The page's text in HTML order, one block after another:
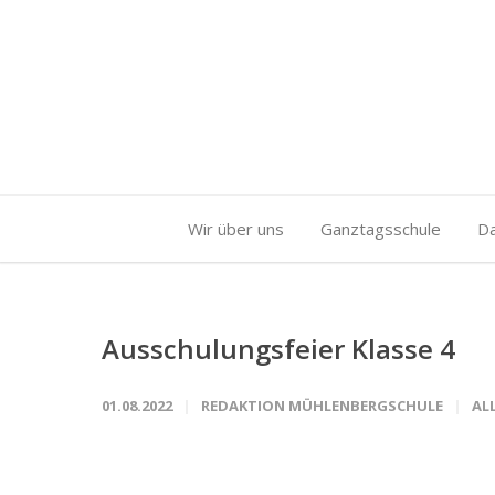
Wir über uns Ganztagsschule
Ausschulungsfeier Klasse 4
01.08.2022 REDAKTION MÜHLENBERGSCHULE